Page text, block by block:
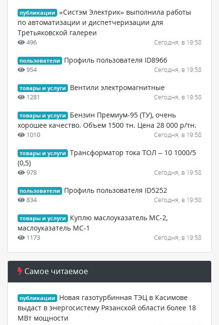
публикации
«Систэм Электрик» выполнила работы
по автоматизации и диспетчеризации для
Третьяковской галереи
496 Сегодня, в 19:58
пользователи Профиль пользователя ID8966
954 Сегодня, в 19:58
товары и услуги Вентили электромагнитные
1281 Сегодня, в 19:58
товары и услуги
Бензин Премиум-95 (ТУ), очень
хорошее качество. Объем 1500 тн. Цена 28 000 р/тн.
1010 Сегодня, в 19:58
товары и услуги
Трансформатор тока ТОЛ – 10 1000/5
(0,5)
978 Сегодня, в 19:58
пользователи Профиль пользователя ID5252
834 Сегодня, в 19:58
товары и услуги
Куплю маслоуказатель МС-2,
маслоуказатель МС-1
1173 Сегодня, в 19:58
Самое читаемое
публикации
Новая газотурбинная ТЭЦ в Касимове
выдаст в энергосистему Рязанской области более 18
МВт мощности